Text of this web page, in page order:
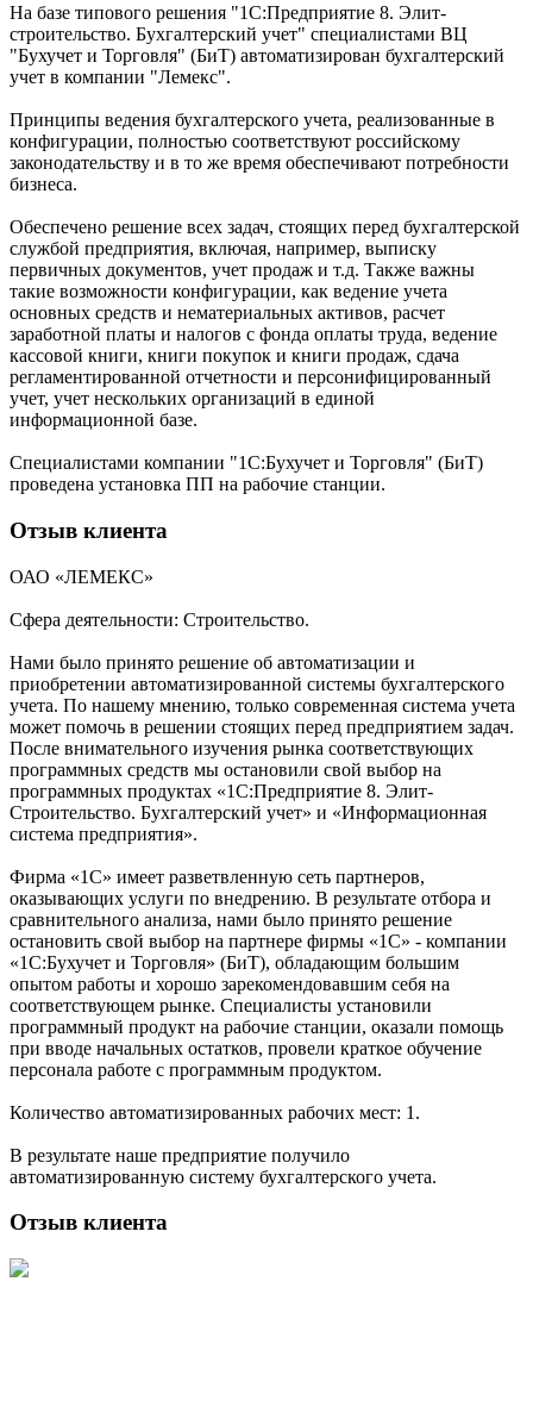
На базе типового решения "1С:Предприятие 8. Элит-
строительство. Бухгалтерский учет" специалистами ВЦ
"Бухучет и Торговля" (БиТ) автоматизирован бухгалтерский
учет в компании "Лемекс".
Принципы ведения бухгалтерского учета, реализованные в
конфигурации, полностью соответствуют российскому
законодательству и в то же время обеспечивают потребности
бизнеса.
Обеспечено решение всех задач, стоящих перед бухгалтерской
службой предприятия, включая, например, выписку
первичных документов, учет продаж и т.д. Также важны
такие возможности конфигурации, как ведение учета
основных средств и нематериальных активов, расчет
заработной платы и налогов с фонда оплаты труда, ведение
кассовой книги, книги покупок и книги продаж, сдача
регламентированной отчетности и персонифицированный
учет, учет нескольких организаций в единой
информационной базе.
Специалистами компании "1С:Бухучет и Торговля" (БиТ)
проведена установка ПП на рабочие станции.
Отзыв клиента
ОАО «ЛЕМЕКС»
Сфера деятельности: Строительство.
Нами было принято решение об автоматизации и
приобретении автоматизированной системы бухгалтерского
учета. По нашему мнению, только современная система учета
может помочь в решении стоящих перед предприятием задач.
После внимательного изучения рынка соответствующих
программных средств мы остановили свой выбор на
программных продуктах «1С:Предприятие 8. Элит-
Строительство. Бухгалтерский учет» и «Информационная
система предприятия».
Фирма «1С» имеет разветвленную сеть партнеров,
оказывающих услуги по внедрению. В результате отбора и
сравнительного анализа, нами было принято решение
остановить свой выбор на партнере фирмы «1С» - компании
«1С:Бухучет и Торговля» (БиТ), обладающим большим
опытом работы и хорошо зарекомендовавшим себя на
соответствующем рынке. Специалисты установили
программный продукт на рабочие станции, оказали помощь
при вводе начальных остатков, провели краткое обучение
персонала работе с программным продуктом.
Количество автоматизированных рабочих мест: 1.
В результате наше предприятие получило
автоматизированную систему бухгалтерского учета.
Отзыв клиента